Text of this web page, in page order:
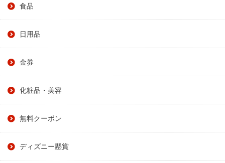
食品
日用品
金券
化粧品・美容
無料クーポン
ディズニー懸賞